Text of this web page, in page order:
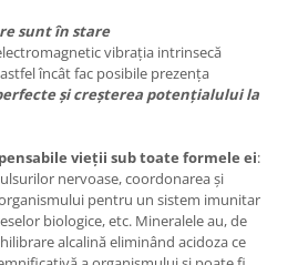
sunt în stare
vibrația intrinsecă
încât fac posibile prezența
și creșterea potențialului la
vieții sub toate formele ei:
nervoase, coordonarea și
pentru un sistem imunitar
biologice, etc. Mineralele au, de
alcalină eliminând acidoza ce